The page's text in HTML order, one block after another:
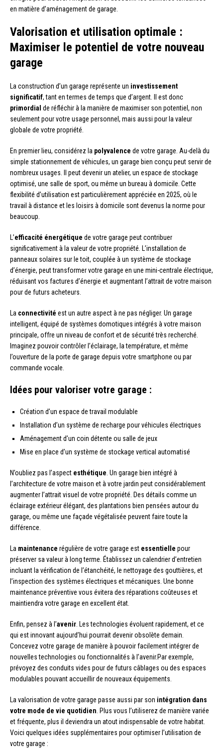
en matière d’aménagement de garage.
Valorisation et utilisation optimale :
Maximiser le potentiel de votre nouveau
garage
La construction d’un garage représente un investissement
significatif, tant en termes de temps que d’argent. Il est donc
primordial de réfléchir à la manière de maximiser son potentiel, non
seulement pour votre usage personnel, mais aussi pour la valeur
globale de votre propriété.
En premier lieu, considérez la polyvalence de votre garage. Au-delà du
simple stationnement de véhicules, un garage bien conçu peut servir de
nombreux usages. Il peut devenir un atelier, un espace de stockage
optimisé, une salle de sport, ou même un bureau à domicile. Cette
flexibilité d’utilisation est particulièrement appréciée en 2025, où le
travail à distance et les loisirs à domicile sont devenus la norme pour
beaucoup.
L’efficacité énergétique de votre garage peut contribuer
significativement à la valeur de votre propriété. L’installation de
panneaux solaires sur le toit, couplée à un système de stockage
d’énergie, peut transformer votre garage en une mini-centrale électrique,
réduisant vos factures d’énergie et augmentant l’attrait de votre maison
pour de futurs acheteurs.
La connectivité est un autre aspect à ne pas négliger. Un garage
intelligent, équipé de systèmes domotiques intégrés à votre maison
principale, offre un niveau de confort et de sécurité très recherché.
Imaginez pouvoir contrôler l’éclairage, la température, et même
l’ouverture de la porte de garage depuis votre smartphone ou par
commande vocale.
Idées pour valoriser votre garage :
Création d’un espace de travail modulable
Installation d’un système de recharge pour véhicules électriques
Aménagement d’un coin détente ou salle de jeux
Mise en place d’un système de stockage vertical automatisé
N’oubliez pas l’aspect esthétique . Un garage bien intégré à
l’architecture de votre maison et à votre jardin peut considérablement
augmenter l’attrait visuel de votre propriété. Des détails comme un
éclairage extérieur élégant, des plantations bien pensées autour du
garage, ou même une façade végétalisée peuvent faire toute la
différence.
La maintenance régulière de votre garage est essentielle pour
préserver sa valeur à long terme. Établissez un calendrier d’entretien
incluant la vérification de l’étanchéité, le nettoyage des gouttières, et
l’inspection des systèmes électriques et mécaniques. Une bonne
maintenance préventive vous évitera des réparations coûteuses et
maintiendra votre garage en excellent état.
Enfin, pensez à l’avenir . Les technologies évoluent rapidement, et ce
qui est innovant aujourd’hui pourrait devenir obsolète demain.
Concevez votre garage de manière à pouvoir facilement intégrer de
nouvelles technologies ou fonctionnalités à l’avenir.Par exemple,
prévoyez des conduits vides pour de futurs câblages ou des espaces
modulables pouvant accueillir de nouveaux équipements.
La valorisation de votre garage passe aussi par son intégration dans
votre mode de vie quotidien . Plus vous l’utiliserez de manière variée
et fréquente, plus il deviendra un atout indispensable de votre habitat.
Voici quelques idées supplémentaires pour optimiser l’utilisation de
votre garage :